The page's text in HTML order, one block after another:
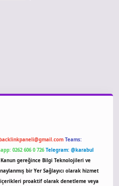
Teams:
0262 606 0 726 Telegram: @karabul
Kanun gereğince Bilgi Teknolojileri ve
bir Yer Sağlayıcı olarak hizmet
proaktif olarak denetleme veya